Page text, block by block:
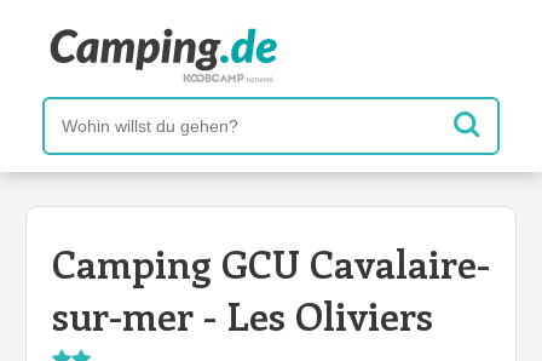
Camping GCU Cavalaire-
sur-mer - Les Oliviers